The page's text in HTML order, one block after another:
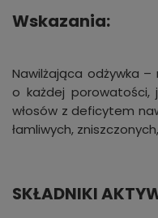
Wskazania:
Nawilżająca odżywka
o każdej porowatości,
włosów z deficytem
łamliwych,
SKŁADNIKI